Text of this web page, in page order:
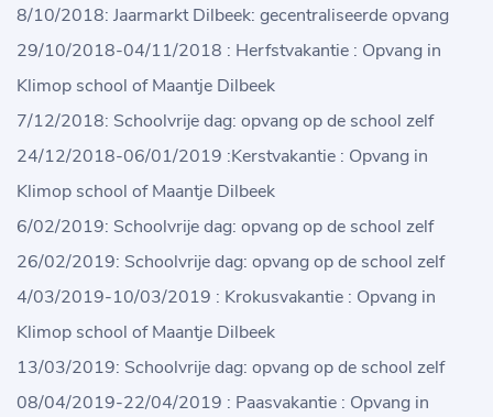
8/10/2018: Jaarmarkt Dilbeek: gecentraliseerde opvang
29/10/2018-04/11/2018 : Herfstvakantie : Opvang in
Klimop school of Maantje Dilbeek
7/12/2018: Schoolvrije dag: opvang op de school zelf
24/12/2018-06/01/2019 :Kerstvakantie : Opvang in
Klimop school of Maantje Dilbeek
6/02/2019: Schoolvrije dag: opvang op de school zelf
26/02/2019: Schoolvrije dag: opvang op de school zelf
4/03/2019-10/03/2019 : Krokusvakantie : Opvang in
Klimop school of Maantje Dilbeek
13/03/2019: Schoolvrije dag: opvang op de school zelf
08/04/2019-22/04/2019 : Paasvakantie : Opvang in